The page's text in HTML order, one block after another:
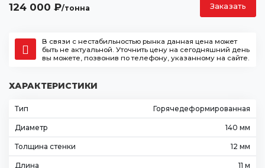
agatstal@mail.ru
124 000 ₽/тонна Заказать
В связи с нестабильностью рынка данная цена может
быть не актуальной. Уточнить цену на сегодняшний день
вы можете, позвонив по телефону, указанному на сайте.
ХАРАКТЕРИСТИКИ
Тип Горячедеформированная
Диаметр 140 мм
Толщина стенки 12 мм
Длина 11 м